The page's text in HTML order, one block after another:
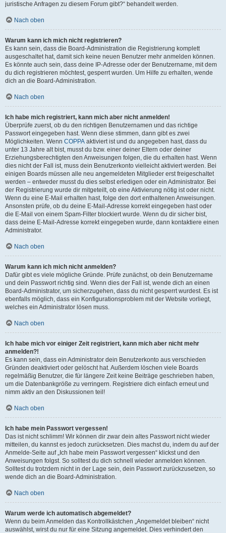
juristische Anfragen zu diesem Forum gibt?“ behandelt werden.
Nach oben
Warum kann ich mich nicht registrieren?
Es kann sein, dass die Board-Administration die Registrierung komplett
ausgeschaltet hat, damit sich keine neuen Benutzer mehr anmelden können.
Es könnte auch sein, dass deine IP-Adresse oder der Benutzername, mit dem
du dich registrieren möchtest, gesperrt wurden. Um Hilfe zu erhalten, wende
dich an die Board-Administration.
Nach oben
Ich habe mich registriert, kann mich aber nicht anmelden!
Überprüfe zuerst, ob du den richtigen Benutzernamen und das richtige
Passwort eingegeben hast. Wenn diese stimmen, dann gibt es zwei
Möglichkeiten. Wenn COPPA aktiviert ist und du angegeben hast, dass du
unter 13 Jahre alt bist, musst du bzw. einer deiner Eltern oder deiner
Erziehungsberechtigten den Anweisungen folgen, die du erhalten hast. Wenn
dies nicht der Fall ist, muss dein Benutzerkonto vielleicht aktiviert werden. Bei
einigen Boards müssen alle neu angemeldeten Mitglieder erst freigeschaltet
werden – entweder musst du dies selbst erledigen oder ein Administrator. Bei
der Registrierung wurde dir mitgeteilt, ob eine Aktivierung nötig ist oder nicht.
Wenn du eine E-Mail erhalten hast, folge den dort enthaltenen Anweisungen.
Ansonsten prüfe, ob du deine E-Mail-Adresse korrekt eingegeben hast oder
die E-Mail von einem Spam-Filter blockiert wurde. Wenn du dir sicher bist,
dass deine E-Mail-Adresse korrekt eingegeben wurde, dann kontaktiere einen
Administrator.
Nach oben
Warum kann ich mich nicht anmelden?
Dafür gibt es viele mögliche Gründe. Prüfe zunächst, ob dein Benutzername
und dein Passwort richtig sind. Wenn dies der Fall ist, wende dich an einen
Board-Administrator, um sicherzugehen, dass du nicht gesperrt wurdest. Es ist
ebenfalls möglich, dass ein Konfigurationsproblem mit der Website vorliegt,
welches ein Administrator lösen muss.
Nach oben
Ich habe mich vor einiger Zeit registriert, kann mich aber nicht mehr
anmelden?!
Es kann sein, dass ein Administrator dein Benutzerkonto aus verschieden
Gründen deaktiviert oder gelöscht hat. Außerdem löschen viele Boards
regelmäßig Benutzer, die für längere Zeit keine Beiträge geschrieben haben,
um die Datenbankgröße zu verringern. Registriere dich einfach erneut und
nimm aktiv an den Diskussionen teil!
Nach oben
Ich habe mein Passwort vergessen!
Das ist nicht schlimm! Wir können dir zwar dein altes Passwort nicht wieder
mitteilen, du kannst es jedoch zurücksetzen. Dies machst du, indem du auf der
Anmelde-Seite auf „Ich habe mein Passwort vergessen“ klickst und den
Anweisungen folgst. So solltest du dich schnell wieder anmelden können.
Solltest du trotzdem nicht in der Lage sein, dein Passwort zurückzusetzen, so
wende dich an die Board-Administration.
Nach oben
Warum werde ich automatisch abgemeldet?
Wenn du beim Anmelden das Kontrollkästchen „Angemeldet bleiben“ nicht
auswählst, wirst du nur für eine Sitzung angemeldet. Dies verhindert den